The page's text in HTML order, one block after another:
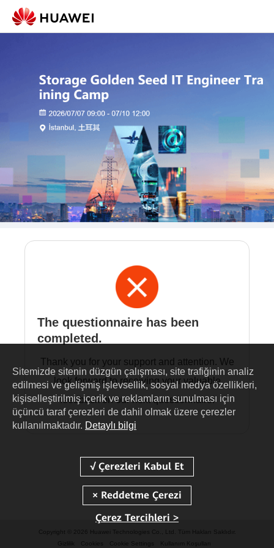
The questionnaire has been
completed.
Thank you for your support and attention. We
look forward to receiving your valuable
feedback on our next questionnaire!
Copyright © 2026 Huawei Technologies Co., Ltd. Tüm Hakları Saklıdır.
Gizlilik
Cookies Cookie Settings Kullanım Koşulları
Sitemizde sitenin düzgün çalışması, site trafiğinin analiz
edilmesi ve gelişmiş işlevsellik, sosyal medya özellikleri,
kişiselleştirilmiş içerik ve reklamların sunulması için
üçüncü taraf çerezleri de dahil olmak üzere çerezler
kullanılmaktadır. Detaylı bilgi
Çerez Tercihleri >